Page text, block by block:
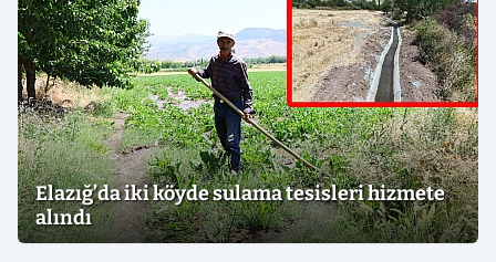
Elazığ’da iki köyde sulama tesisleri hizmete
alındı